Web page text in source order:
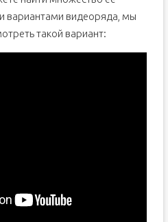
вариантами видеоряда, мы
такой вариант: